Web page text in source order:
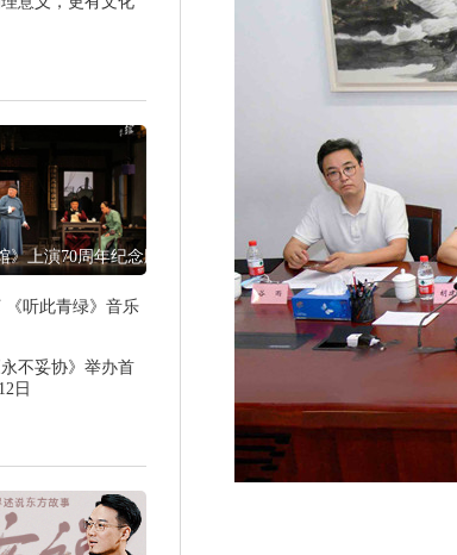
》上演70周年纪念版
《听此青绿》音乐
不妥协》举办首
日